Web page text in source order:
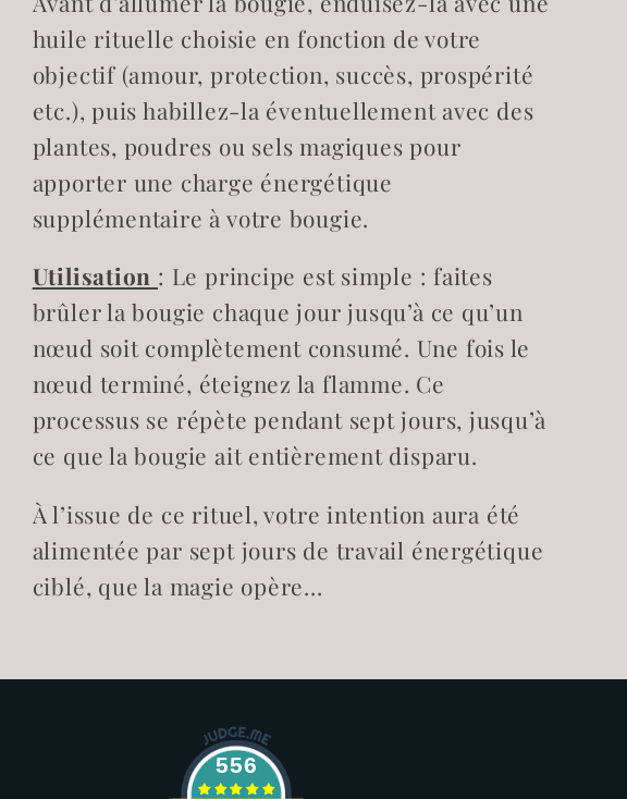
huile rituelle choisie en fonction de votre
objectif (amour, protection, succès, prospérité
etc.), puis habillez-la éventuellement avec des
plantes, poudres ou sels magiques pour
apporter une charge énergétique
supplémentaire à votre bougie.
Utilisation : Le principe est simple : faites
brûler la bougie chaque jour jusqu’à ce qu’un
nœud soit complètement consumé. Une fois le
nœud terminé, éteignez la flamme. Ce
processus se répète pendant sept jours, jusqu’à
ce que la bougie ait entièrement disparu.
À l’issue de ce rituel, votre intention aura été
alimentée par sept jours de travail énergétique
ciblé, que la magie opère...
556